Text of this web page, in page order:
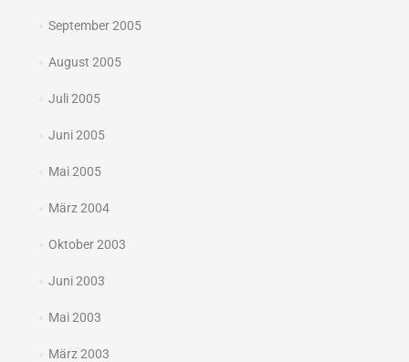
September 2005
August 2005
Juli 2005
Juni 2005
Mai 2005
März 2004
Oktober 2003
Juni 2003
Mai 2003
März 2003